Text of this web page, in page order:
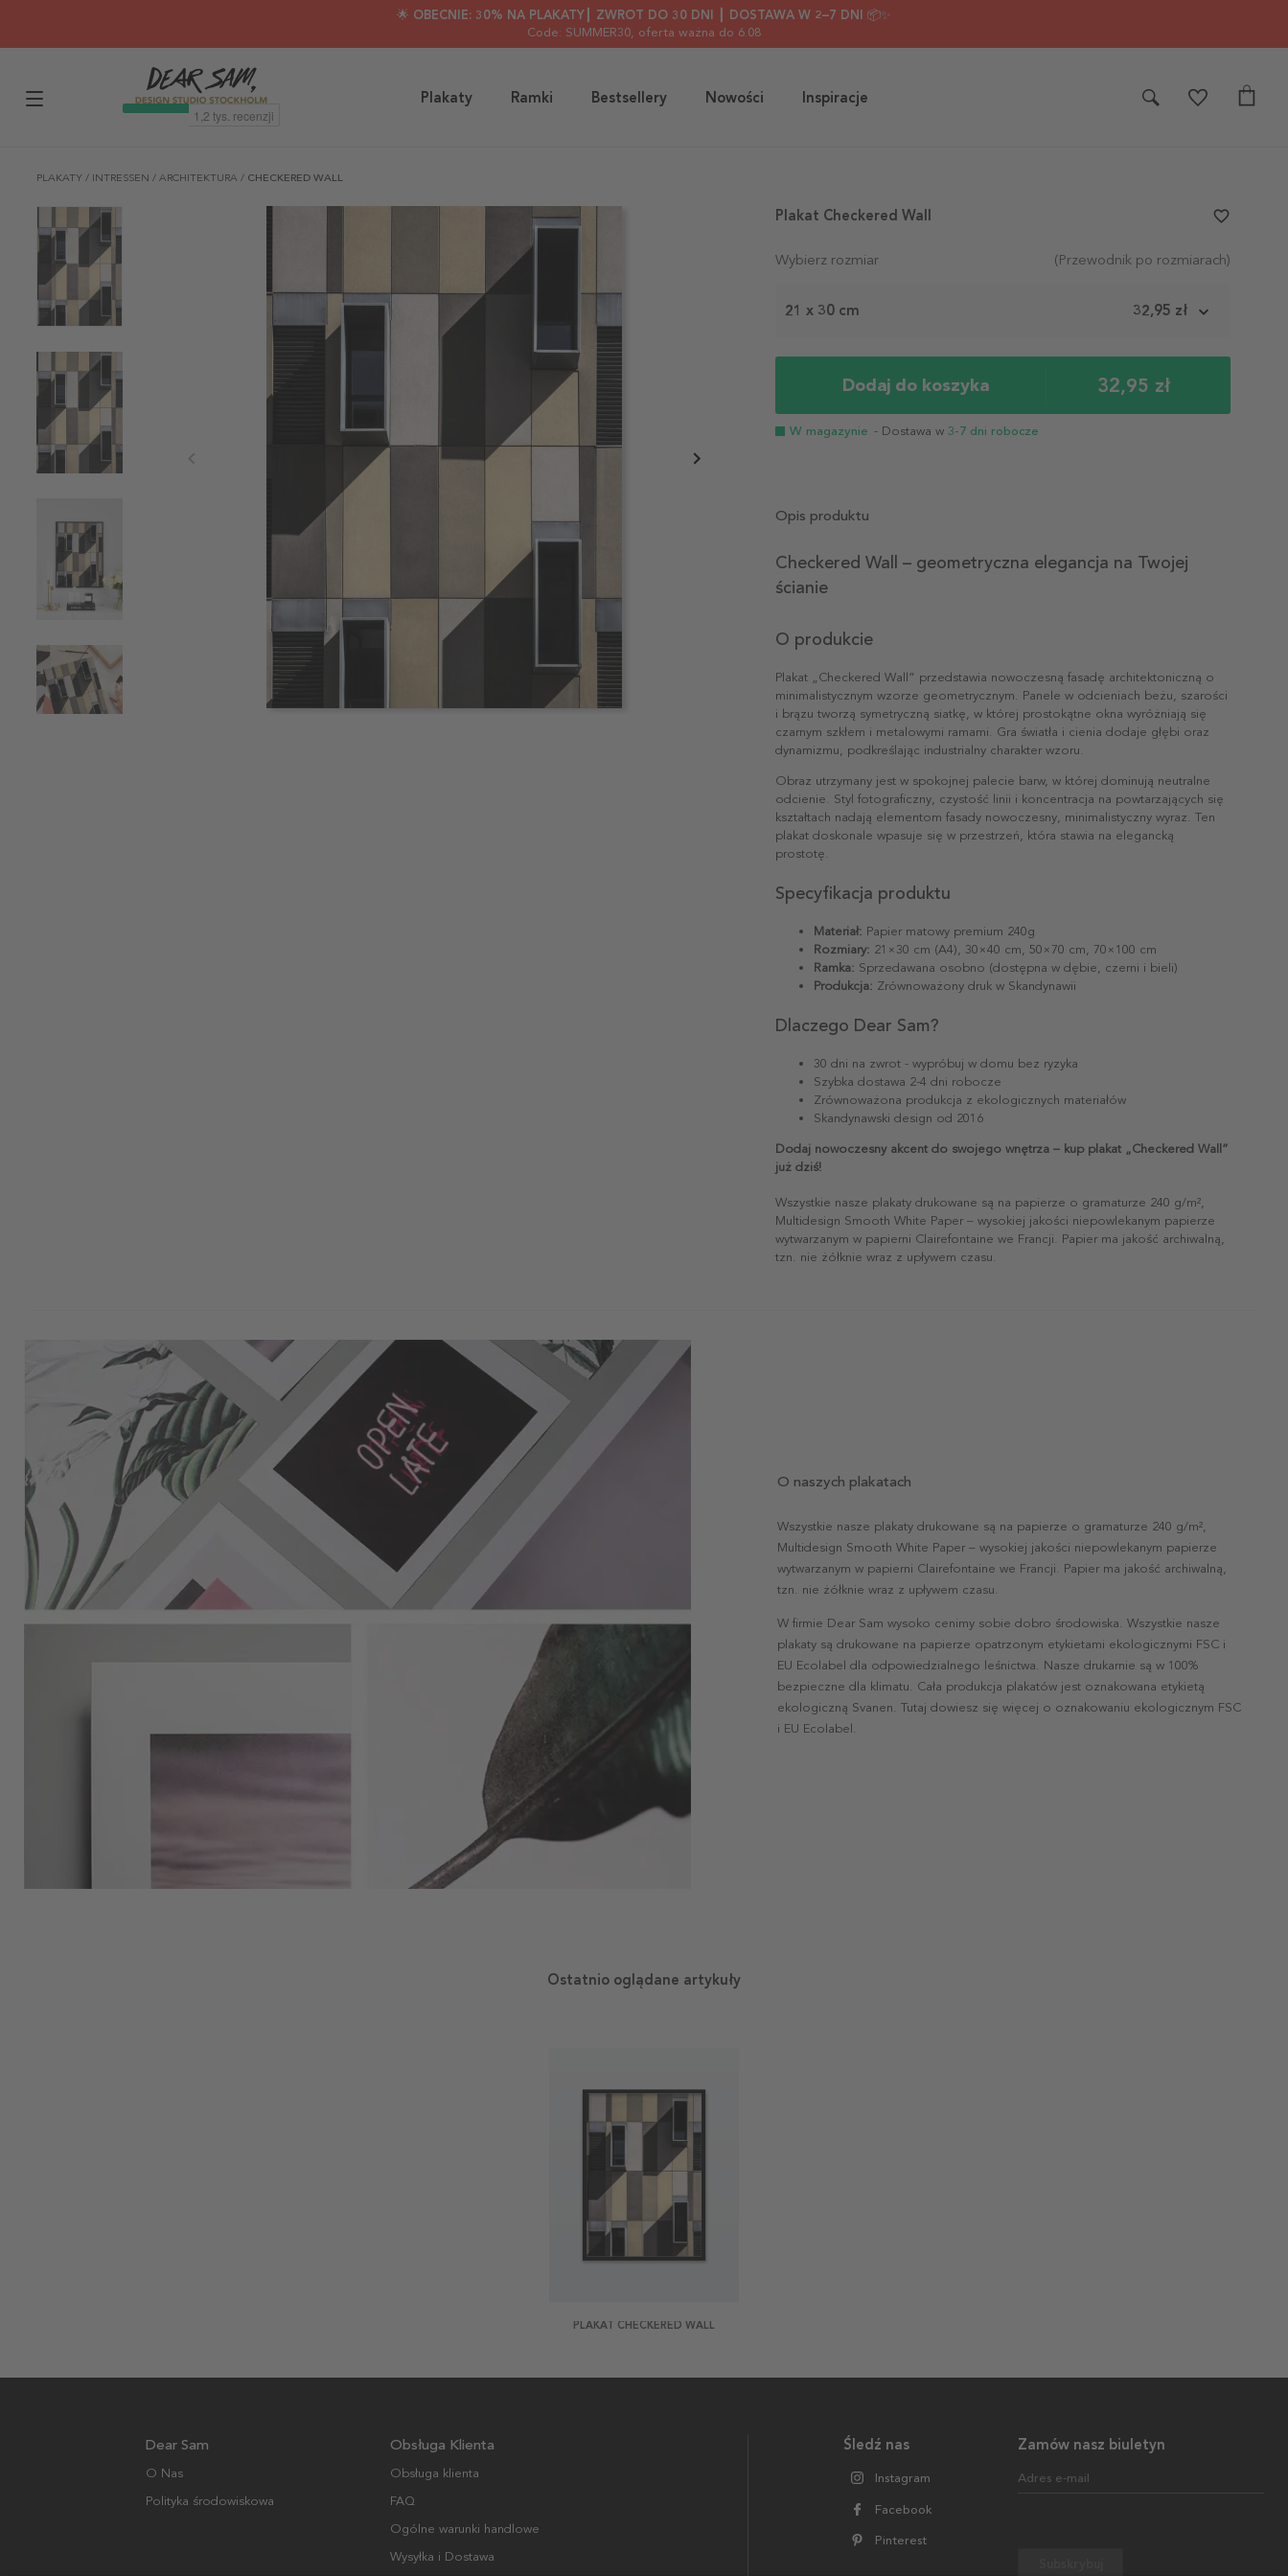
🌟 OBECNIE: 30% NA PLAKATY┃ ZWROT DO 30 DNI ┃ DOSTAWA W 2–7 DNI 📦✨
Code: SUMMER30, oferta ważna do 6.08
Plakaty Ramki Bestsellery Nowości Inspiracje
PLAKATY / INTRESSEN / ARCHITEKTURA / CHECKERED WALL
Wybierz rozmiar (Przewodnik po rozmiarach)
21 x 30 cm 32,95 zł
Dodaj do koszyka 32,95 zł
W magazynie - Dostawa w 3-7 dni robocze
Plakat Checkered Wall favorite_border
Opis produktu
Checkered Wall – geometryczna elegancja na Twojej
ścianie
O produkcie
Plakat „Checkered Wall” przedstawia nowoczesną fasadę architektoniczną o
minimalistycznym wzorze geometrycznym. Panele w odcieniach beżu, szarości
i brązu tworzą symetryczną siatkę, w której prostokątne okna wyróżniają się
czarnym szkłem i metalowymi ramami. Gra światła i cienia dodaje głębi oraz
dynamizmu, podkreślając industrialny charakter wzoru.
Obraz utrzymany jest w spokojnej palecie barw, w której dominują neutralne
odcienie. Styl fotograficzny, czystość linii i koncentracja na powtarzających się
kształtach nadają elementom fasady nowoczesny, minimalistyczny wyraz. Ten
plakat doskonale wpasuje się w przestrzeń, która stawia na elegancką
prostotę.
Specyfikacja produktu
Materiał: Papier matowy premium 240g
Rozmiary: 21×30 cm (A4), 30×40 cm, 50×70 cm, 70×100 cm
Ramka: Sprzedawana osobno (dostępna w dębie, czerni i bieli)
Produkcja: Zrównoważony druk w Skandynawii
Dlaczego Dear Sam?
30 dni na zwrot - wypróbuj w domu bez ryzyka
Szybka dostawa 2-4 dni robocze
Zrównoważona produkcja z ekologicznych materiałów
Skandynawski design od 2016
Dodaj nowoczesny akcent do swojego wnętrza – kup plakat „Checkered Wall”
już dziś!
Wszystkie nasze plakaty drukowane są na papierze o gramaturze 240 g/m²,
Multidesign Smooth White Paper – wysokiej jakości niepowlekanym papierze
wytwarzanym w papierni Clairefontaine we Francji. Papier ma jakość archiwalną,
tzn. nie żółknie wraz z upływem czasu.
O naszych plakatach
Wszystkie nasze plakaty drukowane są na papierze o gramaturze 240 g/m²,
Multidesign Smooth White Paper – wysokiej jakości niepowlekanym papierze
wytwarzanym w papierni Clairefontaine we Francji. Papier ma jakość archiwalną,
tzn. nie żółknie wraz z upływem czasu.
W firmie Dear Sam wysoko cenimy sobie dobro środowiska. Wszystkie nasze
plakaty są drukowane na papierze opatrzonym etykietami ekologicznymi FSC i
EU Ecolabel dla odpowiedzialnego leśnictwa. Nasze drukarnie są w 100%
bezpieczne dla klimatu. Cała produkcja plakatów jest oznakowana etykietą
ekologiczną Svanen. Tutaj dowiesz się więcej o oznakowaniu ekologicznym FSC
i EU Ecolabel.
Ostatnio oglądane artykuły
PLAKAT CHECKERED WALL
Zamów nasz biuletyn
Adres e-mail
Śledź nas
Instagram
Facebook
Pinterest
Dear Sam
O Nas
Polityka środowiskowa
Obsługa Klienta
Obsługa klienta
FAQ
Ogólne warunki handlowe
Wysyłka i Dostawa